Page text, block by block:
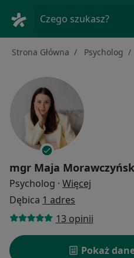
Czego szukasz?
Strona Główna Psycholog
mgr Maja
Psycholog · Więcej
Dębica 1 adres
13 opinii
Pokaż